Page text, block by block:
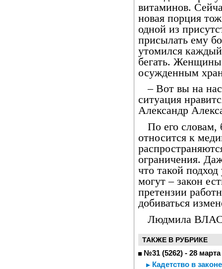
витаминов.
новая порция
одной из
присылать ему
утомился
бегать. Женщины
осужденным
– Вот вы на
ситуация
Александр
По его словам,
относится к
ограничения.
что такой
могут – закон
претензии
добиваться
Людмила
ТАКЖЕ В РУБРИКЕ
№31 (5262) - 28 марта
Кадетство в законе